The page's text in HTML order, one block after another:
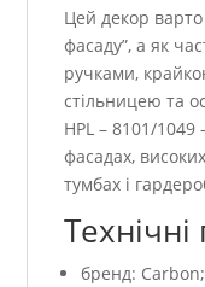
Цей декор
фасаду”, а як
ручками,
стільницею та
HPL – 8101/
фасадах,
тумбах і
бренд: Carbon;